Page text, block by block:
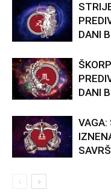
DANI
DANI
VAGA: